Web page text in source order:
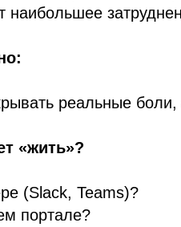
наибольшее
реальные
«жить»?
(Slack, Teams)?
портале?